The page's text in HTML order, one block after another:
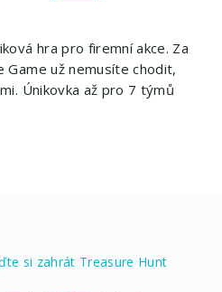
hra pro firemní akce. Za
Game už nemusíte chodit,
Únikovka až pro 7 týmů
si zahrát Treasure Hunt